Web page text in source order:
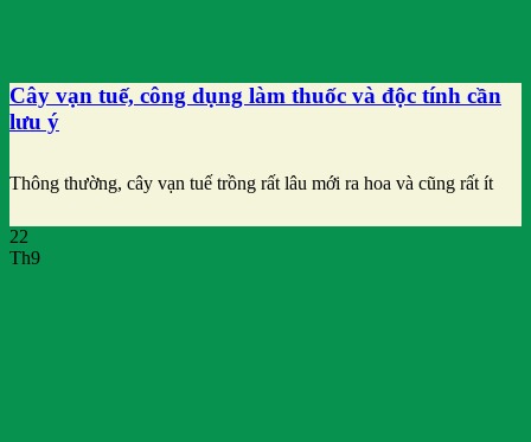
Cây vạn tuế, công dụng làm thuốc và độc tính cần
lưu ý
Thông thường, cây vạn tuế trồng rất lâu mới ra hoa và cũng rất ít
22
Th9